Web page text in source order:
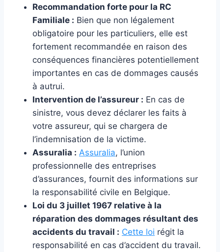
Recommandation forte pour la RC
Familiale : Bien que non légalement
obligatoire pour les particuliers, elle est
fortement recommandée en raison des
conséquences financières potentiellement
importantes en cas de dommages causés
à autrui.
Intervention de l’assureur : En cas de
sinistre, vous devez déclarer les faits à
votre assureur, qui se chargera de
l’indemnisation de la victime.
Assuralia : Assuralia, l’union
professionnelle des entreprises
d’assurances, fournit des informations sur
la responsabilité civile en Belgique.
Loi du 3 juillet 1967 relative à la
réparation des dommages résultant des
accidents du travail : Cette loi régit la
responsabilité en cas d’accident du travail.